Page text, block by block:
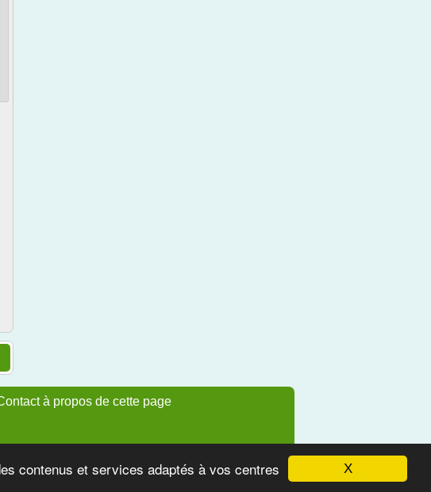
X
contenus et services adaptés à vos centres
à propos de cette page